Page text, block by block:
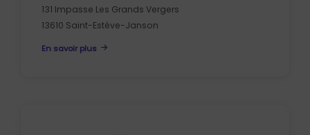
131 Impasse Les Grands Vergers
13610 Saint-Estève-Janson
En savoir plus